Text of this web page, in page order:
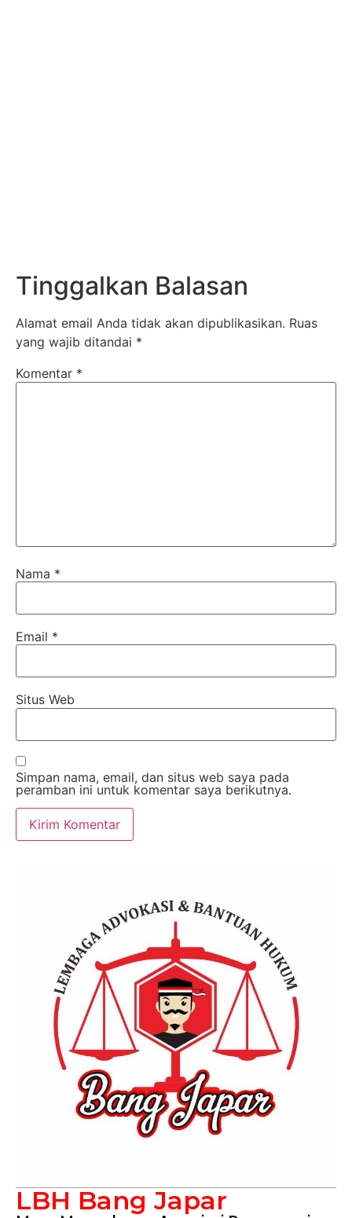
Tinggalkan Balasan
Alamat email Anda tidak akan dipublikasikan. Ruas
yang wajib ditandai *
Komentar *
Nama *
Email *
Situs Web
Simpan nama, email, dan situs web saya pada
peramban ini untuk komentar saya berikutnya.
LBH Bang Japar